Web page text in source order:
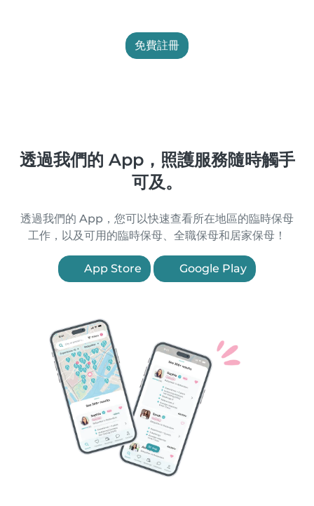
免費註冊
透過我們的 App，照護服務隨時觸手
可及。
透過我們的 App，您可以快速查看所在地區的臨時保母
工作，以及可用的臨時保母、全職保母和居家保母！
App Store Google Play